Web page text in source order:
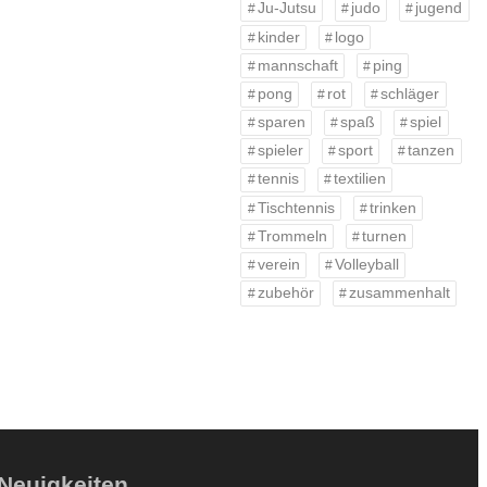
Ju-Jutsu
judo
jugend
kinder
logo
mannschaft
ping
pong
rot
schläger
sparen
spaß
spiel
spieler
sport
tanzen
tennis
textilien
Tischtennis
trinken
Trommeln
turnen
verein
Volleyball
zubehör
zusammenhalt